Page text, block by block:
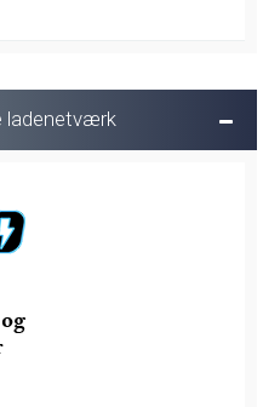
ladenetværk